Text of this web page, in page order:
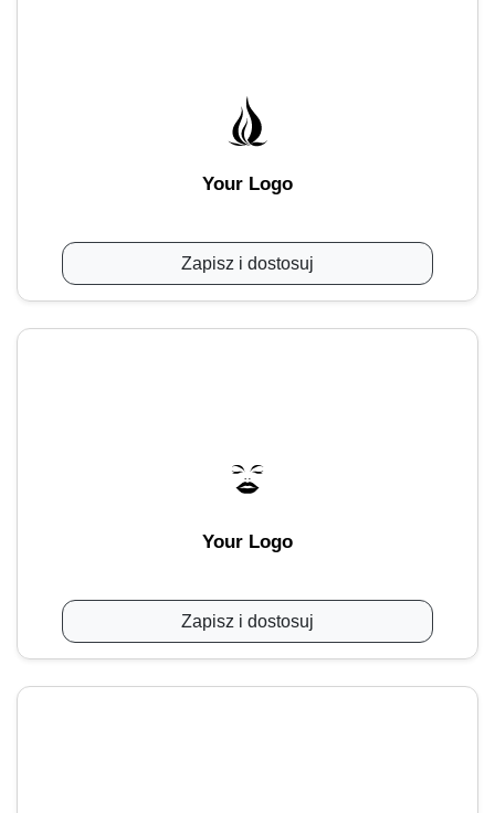
Your Logo
Zapisz i dostosuj
Your Logo
Zapisz i dostosuj